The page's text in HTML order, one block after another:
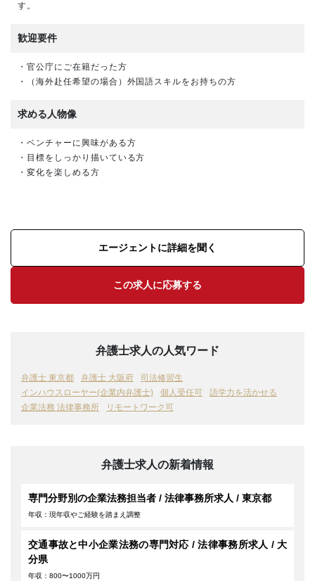
す。
歓迎要件
・官公庁にご在籍だった方
・（海外赴任希望の場合）外国語スキルをお持ちの方
求める人物像
・ベンチャーに興味がある方
・目標をしっかり描いている方
・変化を楽しめる方
エージェントに詳細を聞く
この求人に応募する
弁護士求人の人気ワード
弁護士 東京都 弁護士 大阪府
司法修習生
インハウスローヤー(企業内弁護士)
個人受任可
語学力を活かせる
企業法務 法律事務所
リモートワーク可
弁護士求人の新着情報
専門分野別の企業法務担当者 / 法律事務所求人 / 東京都
年収：現年収やご経験を踏まえ調整
交通事故と中小企業法務の専門対応 / 法律事務所求人 / 大
分県
年収：800〜1000万円